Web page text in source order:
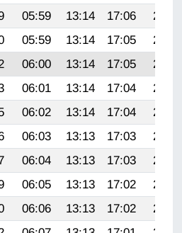
05:59 13:14 17:06
20:20
05:59 13:14 17:05
20:19
06:00 13:14 17:05
20:17
06:01 13:14 17:04
20:16
06:02 13:14 17:04
20:15
06:03 13:13 17:03
20:14
06:04 13:13 17:03
20:12
06:05 13:13 17:02
20:11
06:06 13:13 17:02
20:10